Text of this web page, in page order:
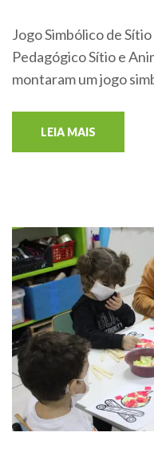
Jogo Simbólico de
Pedagógico Sítio e
montaram um jogo
LEIA MAIS